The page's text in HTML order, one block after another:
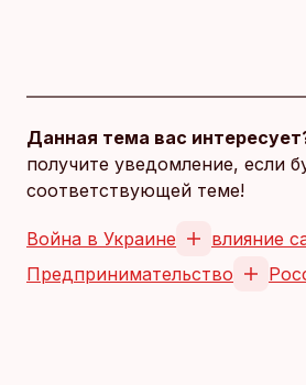
Данная тема вас
получите уведомление, если
соответствующей теме!
Война в Украине влияние
Предпринимательство